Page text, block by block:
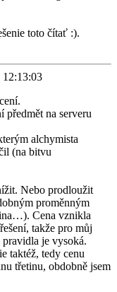
toto čítať :).
12:13:03
předmět na serveru
alchymista
(na bitvu
Nebo prodloužit
proměnným
Cena vznikla
takže pro můj
je vysoká.
taktéž, tedy cenu
třetinu, obdobně jsem